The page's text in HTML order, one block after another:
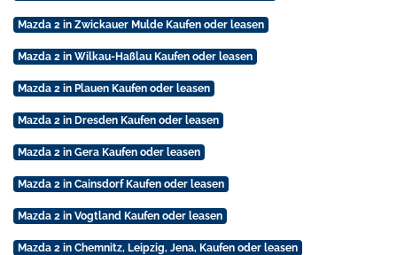
Mazda 2 in Zwickauer Mulde Kaufen oder leasen
Mazda 2 in Wilkau-Haßlau Kaufen oder leasen
Mazda 2 in Plauen Kaufen oder leasen
Mazda 2 in Dresden Kaufen oder leasen
Mazda 2 in Gera Kaufen oder leasen
Mazda 2 in Cainsdorf Kaufen oder leasen
Mazda 2 in Vogtland Kaufen oder leasen
Mazda 2 in Chemnitz, Leipzig, Jena, Kaufen oder leasen